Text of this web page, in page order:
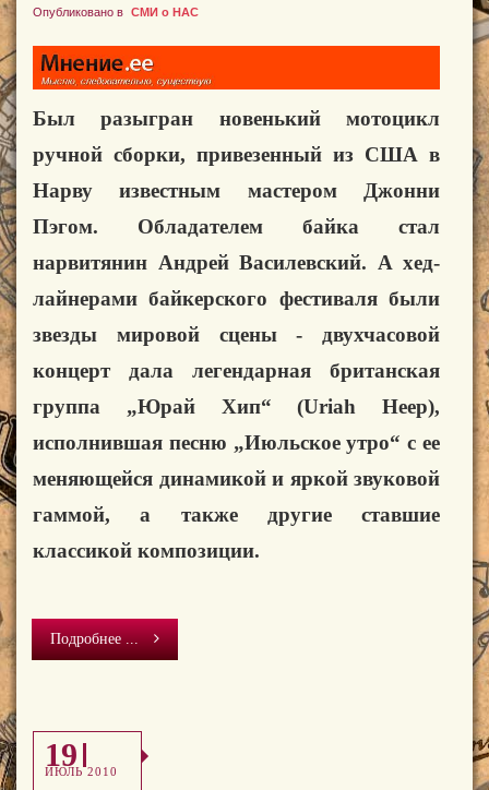
Опубликовано в СМИ о НАС
Был разыгран новенький мотоцикл
ручной сборки, привезенный из США в
Нарву известным мастером Джонни
Пэгом. Обладателем байка стал
нарвитянин Андрей Василевский. А хед-
лайнерами байкерского фестиваля были
звезды мировой сцены - двухчасовой
концерт дала легендарная британская
группа „Юрай Хип“ (Uriah Heep),
исполнившая песню „Июльское утро“ с ее
меняющейся динамикой и яркой звуковой
гаммой, а также другие ставшие
классикой композиции.
Подробнее ...
19
ИЮЛЬ 2010